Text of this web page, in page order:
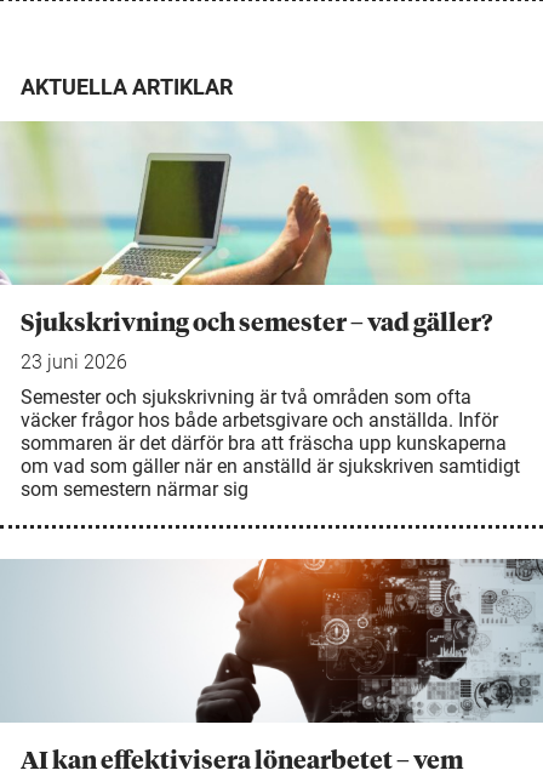
AKTUELLA ARTIKLAR
Sjukskrivning och semester – vad gäller?
23 juni 2026
Semester och sjukskrivning är två områden som ofta
väcker frågor hos både arbetsgivare och anställda. Inför
sommaren är det därför bra att fräscha upp kunskaperna
om vad som gäller när en anställd är sjukskriven samtidigt
som semestern närmar sig
AI kan effektivisera lönearbetet – vem